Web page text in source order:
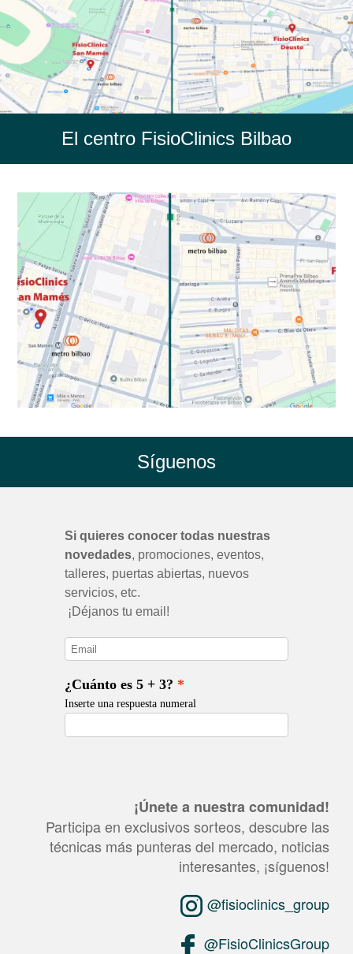
El centro FisioClinics Bilbao
Síguenos
¡Únete a nuestra comunidad!
Participa en exclusivos sorteos, descubre las
técnicas más punteras del mercado, noticias
interesantes, ¡síguenos!
@fisioclinics_group
@FisioClinicsGroup